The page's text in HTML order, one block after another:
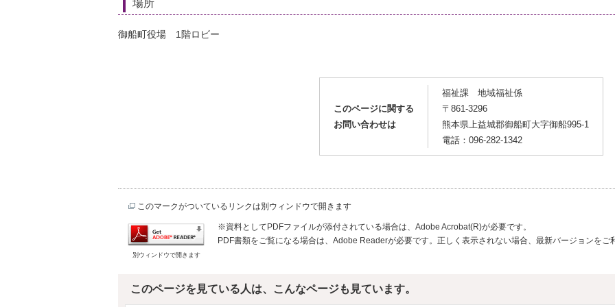
場所
御船町役場 1階ロビー
このページに関する
お問い合わせは
福祉課 地域福祉係
〒861-3296
熊本県上益城郡御船町大字御船995-1
電話：096-282-1342
このマークがついているリンクは別ウィンドウで開きます
別ウィンドウで開きます
※資料としてPDFファイルが添付されている場合は、Adobe Acrobat(R)が必要です。
PDF書類をご覧になる場合は、Adobe Readerが必要です。正しく表示されない場合、最新バージョンをご
このページを見ている人は、こんなページも見ています。